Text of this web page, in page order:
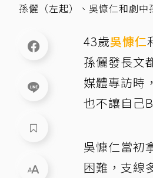
孫儷（左起）、吳慷仁和劇
43歲吳慷仁
孫儷發長文
媒體專訪時
也不讓自己
吳慷仁當初
困難，支線